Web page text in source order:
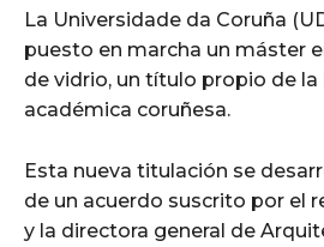
La Universidade da Coruña
puesto en marcha un máster
de vidrio, un título propio de
académica coruñesa.
Esta nueva titulación se
de un acuerdo suscrito por el
y la directora general de